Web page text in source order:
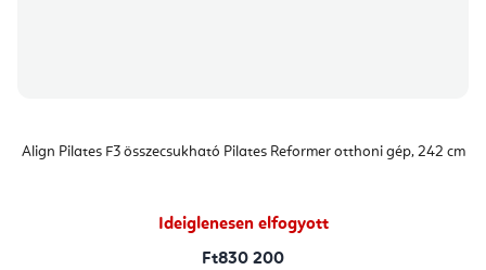
Align Pilates F3 összecsukható Pilates Reformer otthoni gép, 242 cm
Ideiglenesen elfogyott
Ft830 200